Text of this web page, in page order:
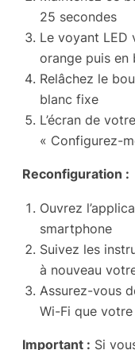
25 secondes
Le voyant LED
orange puis en
Relâchez le
blanc fixe
L’écran de
« Configurez-
Reconfiguration :
Ouvrez
smartphone
Suivez les
à nouveau
Assurez-vous
Wi-Fi que
Important : Si